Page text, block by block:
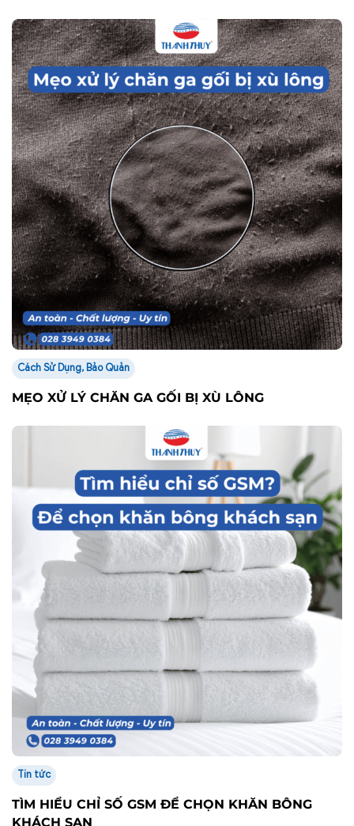
Cách Sử Dụng, Bảo Quản
MẸO XỬ LÝ CHĂN GA GỐI BỊ XÙ LÔNG
Tin tức
TÌM HIỂU CHỈ SỐ GSM ĐỂ CHỌN KHĂN BÔNG
KHÁCH SẠN